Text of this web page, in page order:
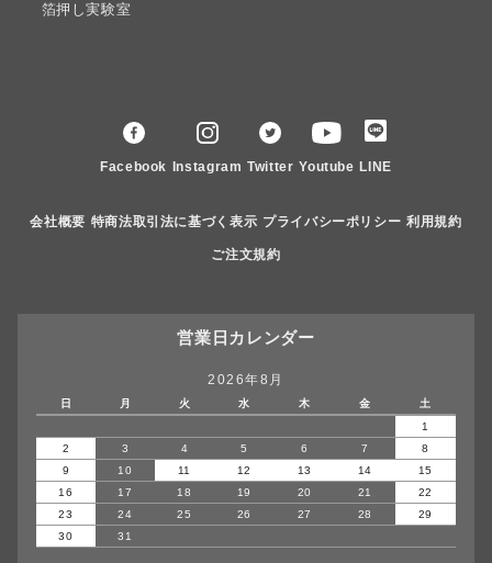
箔押し実験室
Facebook Instagram Twitter Youtube LINE
会社概要 特商法取引法に基づく表示 プライバシーポリシー 利用規約
ご注文規約
営業日カレンダー
2026年8月
日 月 火 水 木 金
土
1
2
3 4 5 6 7
8
9
10 11 12 13 14
15
16
17 18 19 20 21
22
23
24 25 26 27 28
29
30
31